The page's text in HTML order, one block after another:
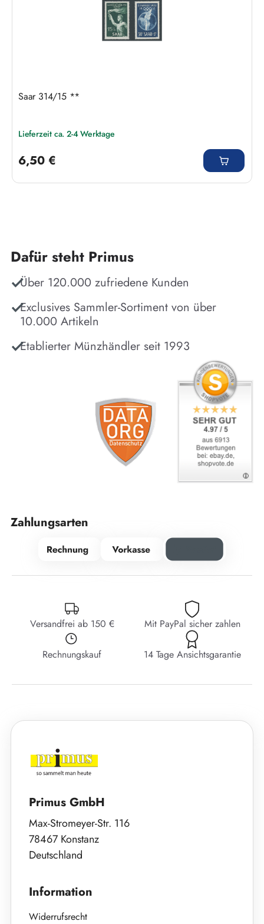
Saar 314/15 **
Lieferzeit ca. 2-4 Werktage
6,50 €
Dafür steht Primus
Über 120.000 zufriedene Kunden
Exclusives Sammler-Sortiment von über
10.000 Artikeln
Etablierter Münzhändler seit 1993
Zahlungsarten
Versandfrei ab 150 € Mit PayPal sicher zahlen
Rechnungskauf 14 Tage Ansichtsgarantie
Primus GmbH
Max-Stromeyer-Str. 116
78467 Konstanz
Deutschland
Information
Widerrufsrecht